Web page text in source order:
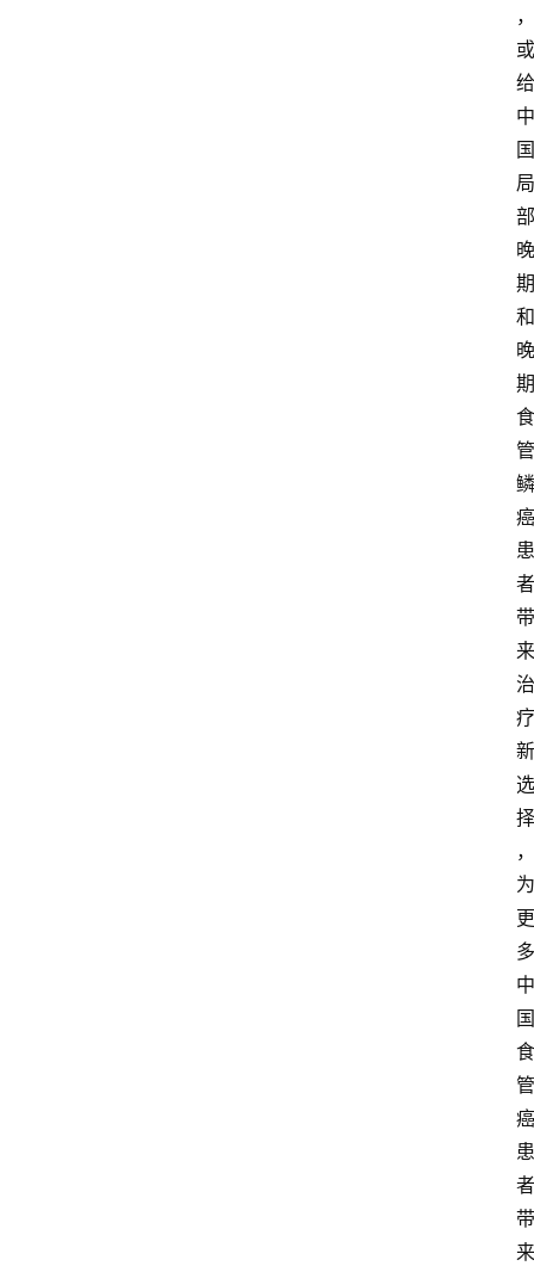
，
或
给
中
国
局
部
晚
期
和
晚
期
食
管
鳞
癌
患
者
带
来
治
疗
新
选
择
，
为
更
多
中
国
食
管
癌
患
者
带
来